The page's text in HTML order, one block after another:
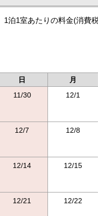
1泊1室あたりの料金(消費
日 月
11/30
12/1
12/7 12/8
12/14 12/15
12/21 12/22